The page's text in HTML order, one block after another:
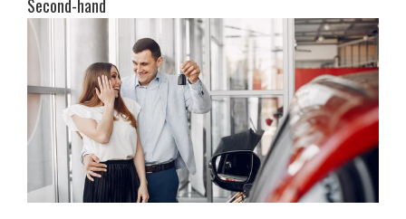
Second-hand